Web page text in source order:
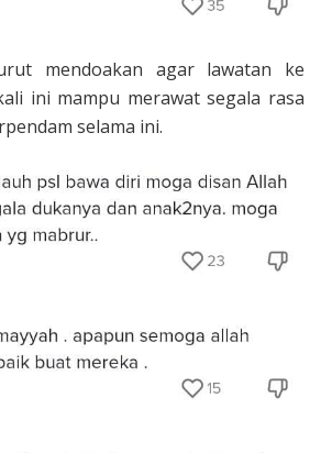
mendoakan agar lawatan ke
ini mampu merawat segala rasa
selama ini.